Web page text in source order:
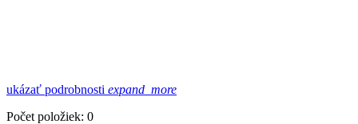
ukázať podrobnosti expand_more
Počet položiek: 0